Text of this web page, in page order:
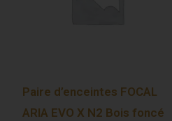
Paire d’enceintes FOCAL
ARIA EVO X N2 Bois foncé